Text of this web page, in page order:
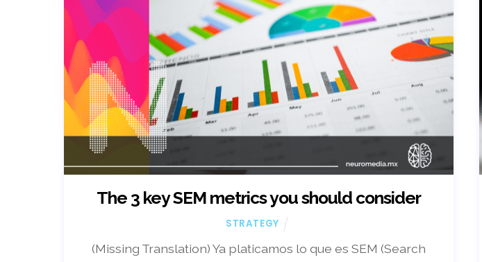
The 3 key SEM metrics you should consider
STRATEGY
(Missing Translation) Ya platicamos lo que es SEM (Search